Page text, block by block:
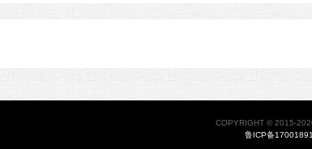
COPYRIGHT © 2015-
鲁ICP备